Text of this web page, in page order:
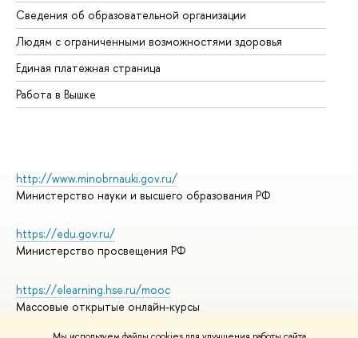
Сведения об образовательной организации
Людям с ограниченными возможностями здоровья
Единая платежная страница
Работа в Вышке
http://www.minobrnauki.gov.ru/
Министерство науки и высшего образования РФ
https://edu.gov.ru/
Министерство просвещения РФ
https://elearning.hse.ru/mooc
Массовые открытые онлайн-курсы